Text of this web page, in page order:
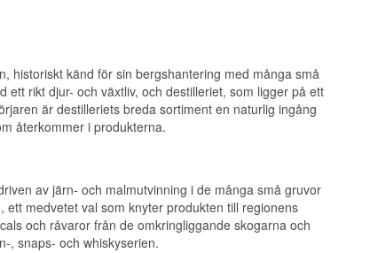
historiskt känd för sin bergshantering med många små
rikt djur- och växtliv, och destilleriet, som ligger på ett
är destilleriets breda sortiment en naturlig ingång
återkommer i produkterna.
av järn- och malmutvinning i de många små gruvor
medvetet val som knyter produkten till regionens
och råvaror från de omkringliggande skogarna och
, snaps- och whiskyserien.